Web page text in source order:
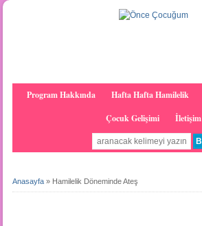
Program Hakkında Hafta Hafta Hamilelik
Çocuk Gelişimi
İletişim
Anasayfa» Hamilelik Döneminde Ateş